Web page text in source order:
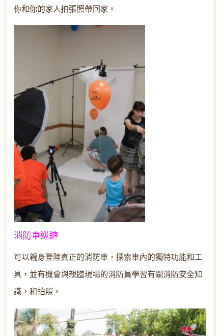
你和你的家人拍張照帶回家。
消防車巡遊
可以親身登陸真正的消防車，探索車內的獨特功能和工
具，並有機會與親臨現場的消防員學習有關消防安全知
識，和拍照。